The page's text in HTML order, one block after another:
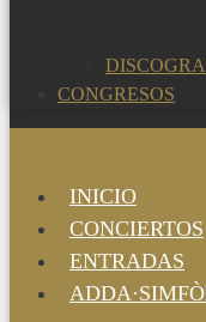
CONGRESOS
INICIO
CONCIERTOS
ENTRADAS